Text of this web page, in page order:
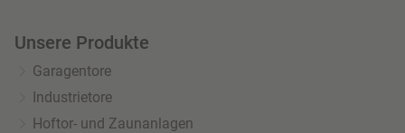
Unsere Produkte
Garagentore
Industrietore
Hoftor- und Zaunanlagen